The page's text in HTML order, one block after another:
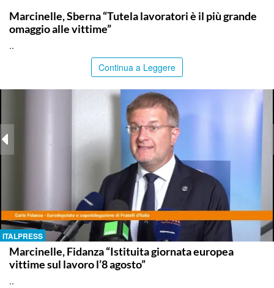
Marcinelle, Sberna “Tutela lavoratori è il più grande
omaggio alle vittime”
..
Continua a Leggere
ITALPRESS
Marcinelle, Fidanza “Istituita giornata europea
vittime sul lavoro l’8 agosto”
..